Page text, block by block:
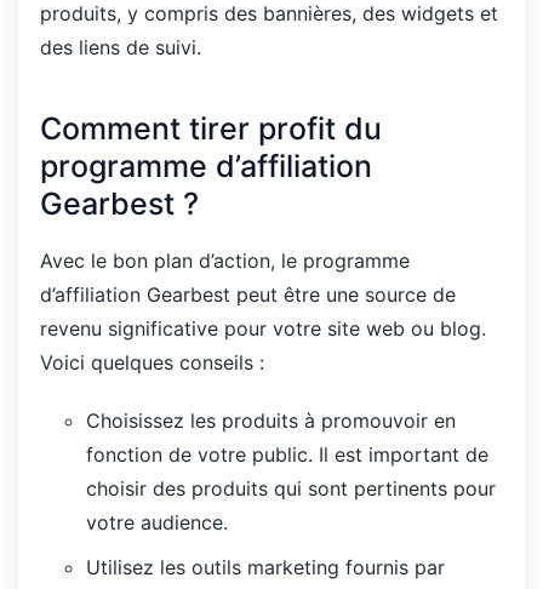
produits, y compris des bannières, des widgets et
des liens de suivi.
Comment tirer profit du
programme d’affiliation
Gearbest ?
Avec le bon plan d’action, le programme
d’affiliation Gearbest peut être une source de
revenu significative pour votre site web ou blog.
Voici quelques conseils :
Choisissez les produits à promouvoir en
fonction de votre public. Il est important de
choisir des produits qui sont pertinents pour
votre audience.
Utilisez les outils marketing fournis par